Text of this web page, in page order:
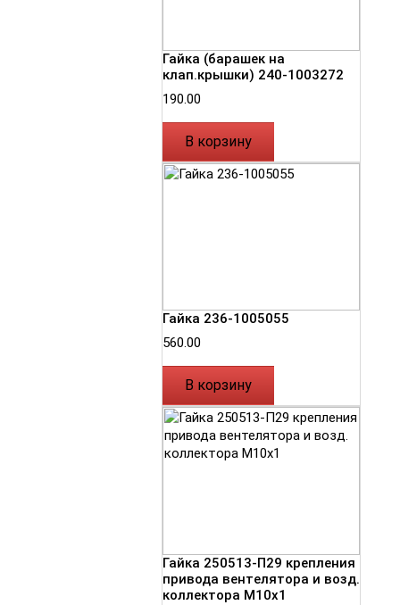
Гайка (барашек на
клап.крышки) 240-1003272
190.00
В корзину
Гайка 236-1005055
560.00
В корзину
Гайка 250513-П29 крепления
привода вентелятора и возд.
коллектора М10х1